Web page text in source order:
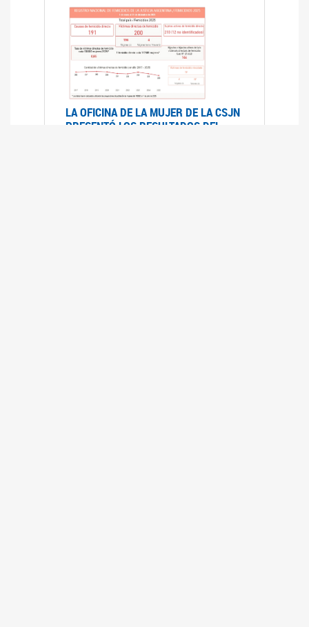
LA OFICINA DE LA MUJER DE LA CSJN
PRESENTÓ LOS RESULTADOS DEL